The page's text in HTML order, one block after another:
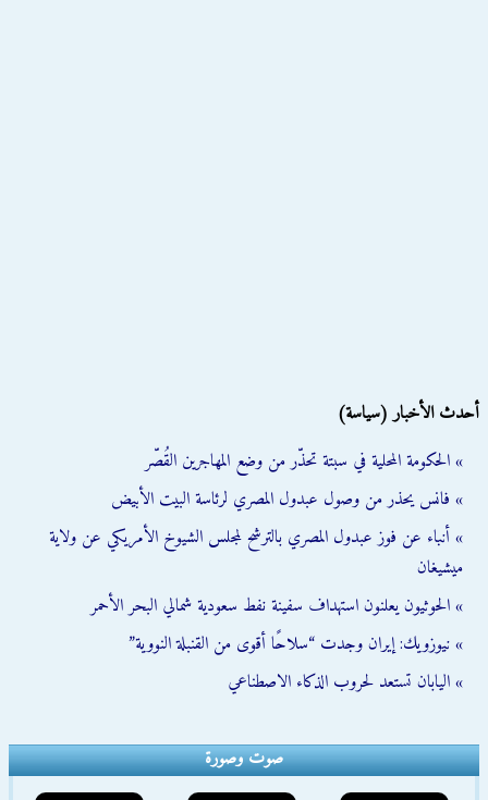
أحدث الأخبار (سياسة)
» الحكومة المحلية في سبتة تحذّر من وضع المهاجرين القُصّر
» فانس يحذر من وصول عبدول المصري لرئاسة البيت الأبيض
» أنباء عن فوز عبدول المصري بالترشح لمجلس الشيوخ الأمريكي عن ولاية
ميشيغان
» الحوثيون يعلنون استهداف سفينة نفط سعودية شمالي البحر الأحمر
» نيوزويك: إيران وجدت “سلاحًا أقوى من القنبلة النووية”
» اليابان تستعد لحروب الذكاء الاصطناعي
صوت وصورة